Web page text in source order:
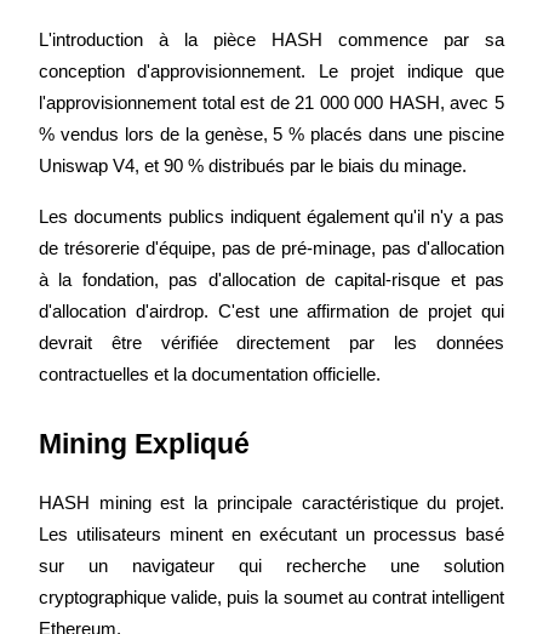
Jalonnement
Des rendements élevés et un accès instantané
Launchpool
Staking flexible pour gagner des jetons populaires
L'introduction à la pièce HASH commence par sa
conception d'approvisionnement. Le projet indique que
l'approvisionnement total est de 21 000 000 HASH, avec 5
% vendus lors de la genèse, 5 % placés dans une piscine
Uniswap V4, et 90 % distribués par le biais du minage.
Les documents publics indiquent également qu'il n'y a pas
de trésorerie d'équipe, pas de pré-minage, pas d'allocation
à la fondation, pas d'allocation de capital-risque et pas
d'allocation d'airdrop. C'est une affirmation de projet qui
devrait être vérifiée directement par les données
contractuelles et la documentation officielle.
Mining Expliqué
HASH mining est la principale caractéristique du projet.
Les utilisateurs minent en exécutant un processus basé
sur un navigateur qui recherche une solution
cryptographique valide, puis la soumet au contrat intelligent
Ethereum.